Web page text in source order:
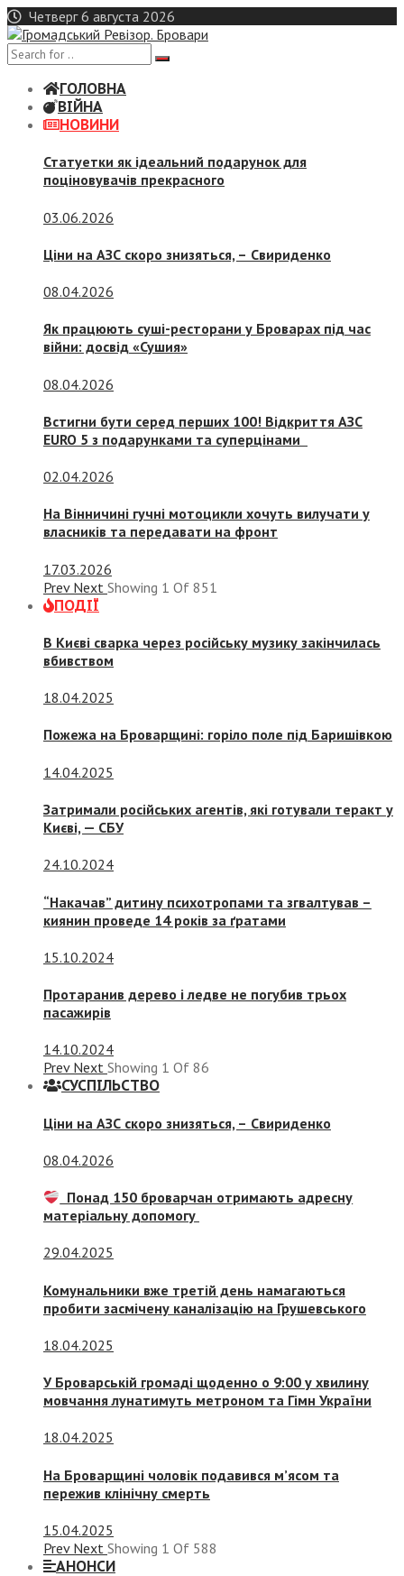
Skip
to
content
Четверг 6 августа 2026
ГОЛОВНА
ВІЙНА
НОВИНИ
Статуетки як ідеальний подарунок для
поціновувачів прекрасного
03.06.2026
Ціни на АЗС скоро знизяться, – Свириденко
08.04.2026
Як працюють суші-ресторани у Броварах під час
війни: досвід «Сушия»
08.04.2026
Встигни бути серед перших 100! Відкриття АЗС
EURO 5 з подарунками та суперцінами
02.04.2026
На Вінничині гучні мотоцикли хочуть вилучати у
власників та передавати на фронт
17.03.2026
Prev Next Showing 1 Of 851
ПОДІЇ
В Києві сварка через російську музику закінчилась
вбивством
18.04.2025
Пожежа на Броварщині: горіло поле під Баришівкою
14.04.2025
Затримали російських агентів, які готували теракт у
Києві, — СБУ
24.10.2024
“Накачав” дитину психотропами та згвалтував –
киянин проведе 14 років за ґратами
15.10.2024
Протаранив дерево і ледве не погубив трьох
пасажирів
14.10.2024
Prev Next Showing 1 Of 86
СУСПIЛЬСТВО
Ціни на АЗС скоро знизяться, – Свириденко
08.04.2026
Понад 150 броварчан отримають адресну
матеріальну допомогу
29.04.2025
Комунальники вже третій день намагаються
пробити засмічену каналізацію на Грушевського
18.04.2025
У Броварській громаді щоденно о 9:00 у хвилину
мовчання лунатимуть метроном та Гімн України
18.04.2025
На Броварщині чоловік подавився м’ясом та
пережив клінічну смерть
15.04.2025
Prev Next Showing 1 Of 588
АНОНСИ